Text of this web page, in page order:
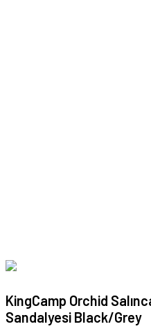
KingCamp Orchid
Sandalyesi Black/Grey